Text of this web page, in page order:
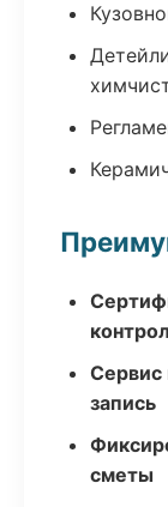
Сервис
запись
сметы